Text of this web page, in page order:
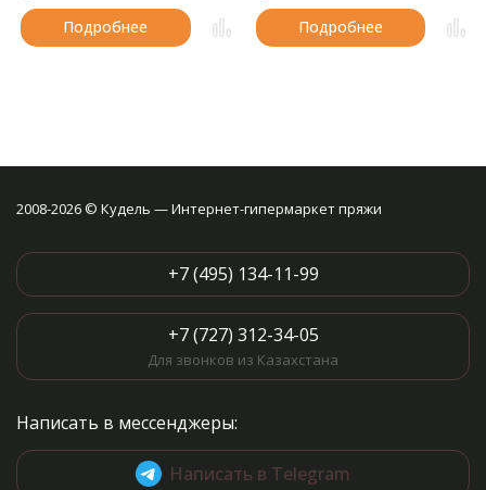
Подробнее Подробнее
2008-2026 © Кудель — Интернет-гипермаркет пряжи
+7 (495) 134-11-99
+7 (727) 312-34-05
Для звонков из Казахстана
Написать в мессенджеры:
Написать в Telegram